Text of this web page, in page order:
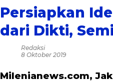
Persiapkan
dari Dikti,
Redaksi
8 Oktober 2019
Milenianews.com,